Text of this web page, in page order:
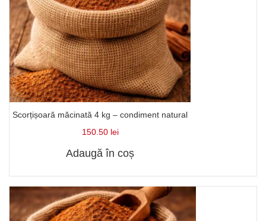
Scorțișoară măcinată 4 kg – condiment natural
150.50 lei
Adaugă în coș